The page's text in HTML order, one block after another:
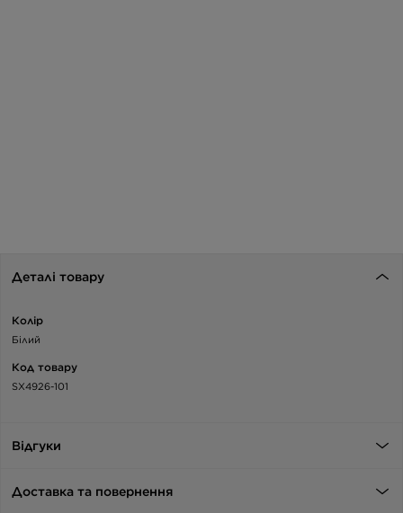
Деталі товару
Колір
Білий
Код товару
SX4926-101
Відгуки
Доставка та повернення